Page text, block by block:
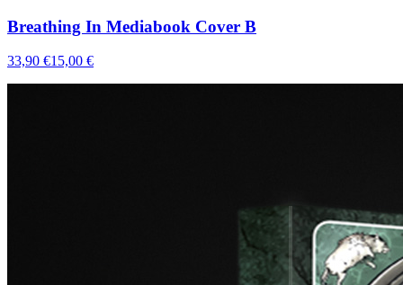
Breathing In Mediabook Cover B
33,90 €15,00 €